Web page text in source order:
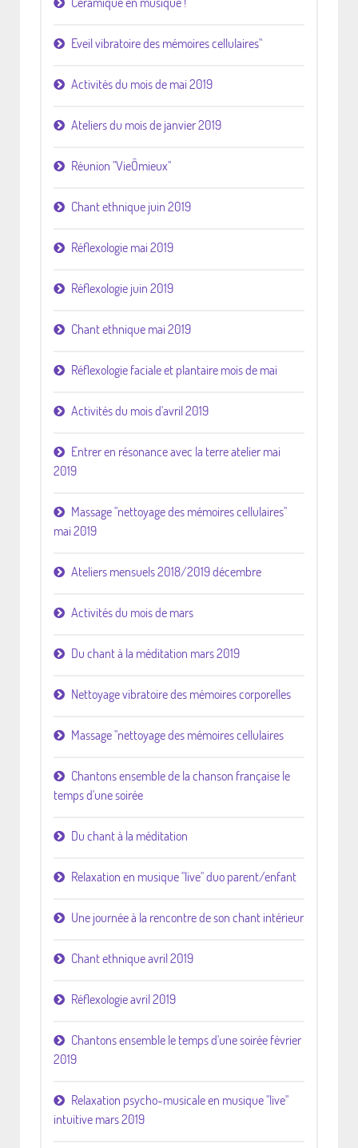
Eveil vibratoire des mémoires cellulaires"
Activités du mois de mai 2019
Ateliers du mois de janvier 2019
Réunion "VieÔmieux"
Chant ethnique juin 2019
Réflexologie mai 2019
Réflexologie juin 2019
Chant ethnique mai 2019
Réflexologie faciale et plantaire mois de mai
Activités du mois d'avril 2019
Entrer en résonance avec la terre atelier mai
2019
Massage "nettoyage des mémoires cellulaires"
mai 2019
Ateliers mensuels 2018/2019 décembre
Activités du mois de mars
Du chant à la méditation mars 2019
Nettoyage vibratoire des mémoires corporelles
Massage "nettoyage des mémoires cellulaires
Chantons ensemble de la chanson française le
temps d'une soirée
Du chant à la méditation
Relaxation en musique "live" duo parent/enfant
Une journée à la rencontre de son chant intérieur
Chant ethnique avril 2019
Réflexologie avril 2019
Chantons ensemble le temps d'une soirée février
2019
Relaxation psycho-musicale en musique "live"
intuitive mars 2019